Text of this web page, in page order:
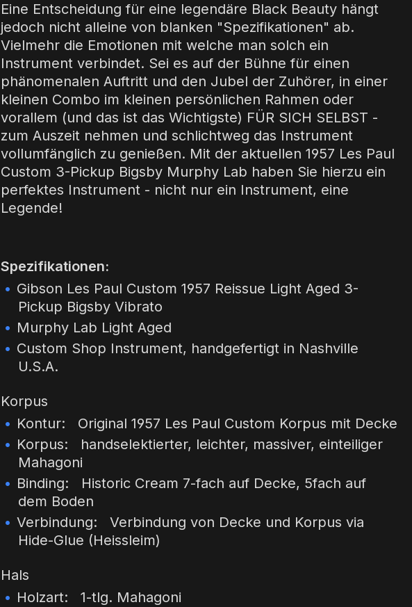
Eine Entscheidung für eine legendäre Black Beauty hängt
jedoch nicht alleine von blanken "Spezifikationen" ab.
Vielmehr die Emotionen mit welche man solch ein
Instrument verbindet. Sei es auf der Bühne für einen
phänomenalen Auftritt und den Jubel der Zuhörer, in einer
kleinen Combo im kleinen persönlichen Rahmen oder
vorallem (und das ist das Wichtigste) FÜR SICH SELBST -
zum Auszeit nehmen und schlichtweg das Instrument
vollumfänglich zu genießen. Mit der aktuellen 1957 Les Paul
Custom 3-Pickup Bigsby Murphy Lab haben Sie hierzu ein
perfektes Instrument - nicht nur ein Instrument, eine
Legende!
Spezifikationen:
Gibson Les Paul Custom 1957 Reissue Light Aged 3-
Pickup Bigsby Vibrato
Murphy Lab Light Aged
Custom Shop Instrument, handgefertigt in Nashville
U.S.A.
Korpus
Kontur: Original 1957 Les Paul Custom Korpus mit Decke
Korpus: handselektierter, leichter, massiver, einteiliger
Mahagoni
Binding: Historic Cream 7-fach auf Decke, 5fach auf
dem Boden
Verbindung: Verbindung von Decke und Korpus via
Hide-Glue (Heissleim)
Hals
Holzart: 1-tlg. Mahagoni